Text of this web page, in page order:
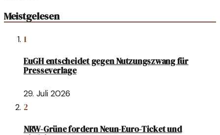
Meistgelesen
1
EuGH entscheidet gegen Nutzungszwang für
Presseverlage
29. Juli 2026
2
NRW-Grüne fordern Neun-Euro-Ticket und